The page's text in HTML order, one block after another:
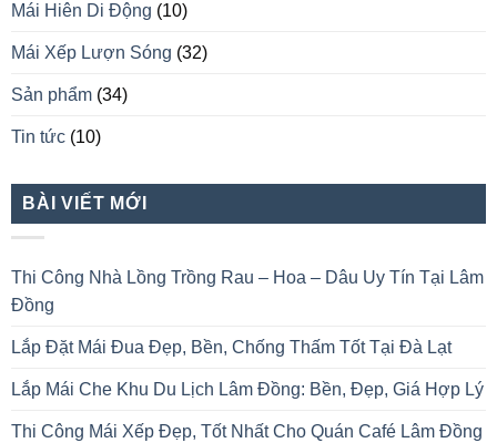
Mái Hiên Di Động (10)
Mái Xếp Lượn Sóng (32)
Sản phẩm (34)
Tin tức (10)
BÀI VIẾT MỚI
Thi Công Nhà Lồng Trồng Rau – Hoa – Dâu Uy Tín Tại Lâm
Đồng
Lắp Đặt Mái Đua Đẹp, Bền, Chống Thấm Tốt Tại Đà Lạt
Lắp Mái Che Khu Du Lịch Lâm Đồng: Bền, Đẹp, Giá Hợp Lý
Thi Công Mái Xếp Đẹp, Tốt Nhất Cho Quán Café Lâm Đồng